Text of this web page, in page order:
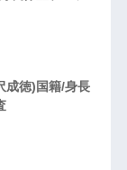
成徳)国籍/身長